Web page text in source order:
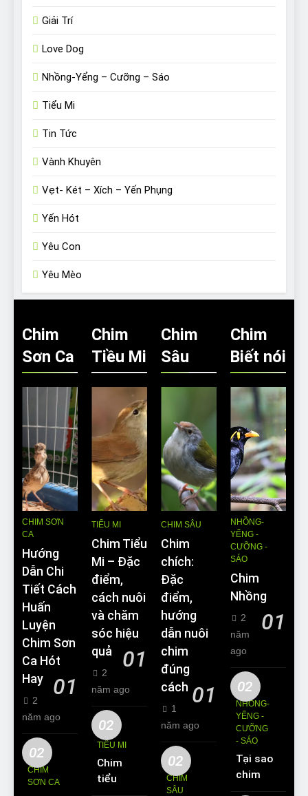
Giải Trí
Love Dog
Nhồng-Yểng – Cưỡng – Sáo
Tiểu Mi
Tin Tức
Vành Khuyên
Vẹt- Két – Xích – Yến Phụng
Yến Hót
Yêu Con
Yêu Mèo
Chim
Sơn Ca
CHIM SƠN
CA
Hướng
Dẫn Chi
Tiết Cách
Huấn
Luyện
Chim Sơn
Ca Hót
Hay
01
2
năm ago
02
CHIM
SƠN CA
Chim
Tiều Mi
TIỂU MI
Chim Tiểu
Mi – Đặc
điểm,
cách nuôi
và chăm
sóc hiệu
quả
01
2
năm ago
02
TIỂU MI
Chim
tiểu mi
Chim
Sâu
CHIM SÂU
Chim
chích:
Đặc
điểm,
hướng
dẫn nuôi
chim
đúng
cách 01
1
năm ago
02
CHIM
SÂU
Chim
Biết nói
NHỒNG-
YỂNG -
CƯỠNG -
SÁO
Chim
Nhồng
01
2
năm
ago
02
NHỒNG-
YỂNG -
CƯỠNG
- SÁO
Tại sao
chim
Sáo lại